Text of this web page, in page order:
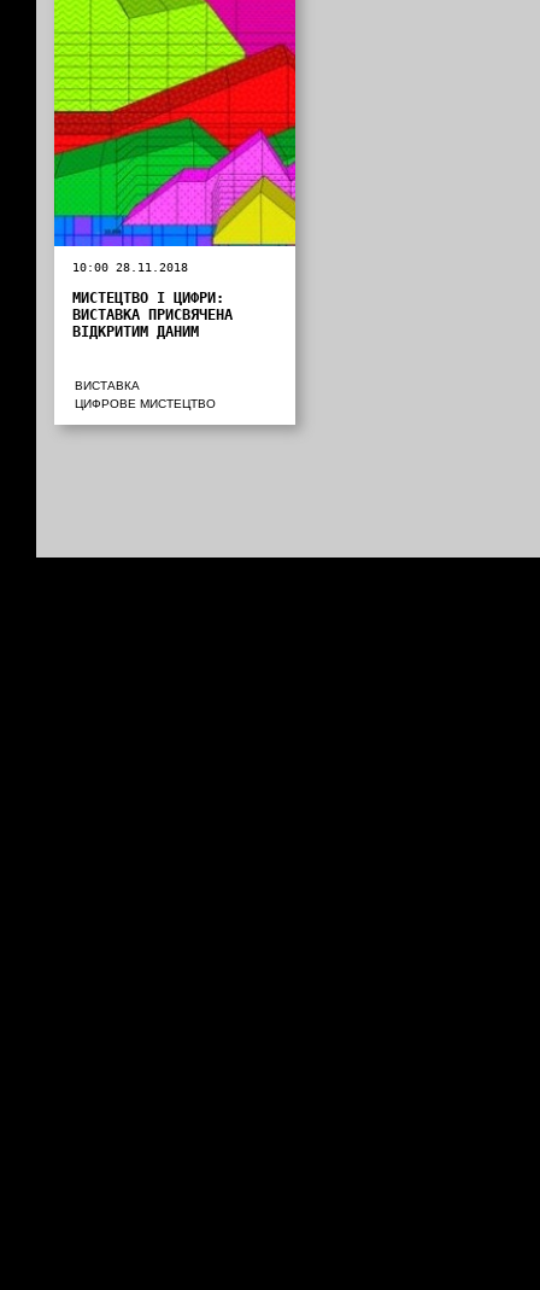
10:00 28.11.2018
МИСТЕЦТВО І ЦИФРИ:
ВИСТАВКА ПРИСВЯЧЕНА
ВІДКРИТИМ ДАНИМ
ВИСТАВКА
ЦИФРОВЕ МИСТЕЦТВО